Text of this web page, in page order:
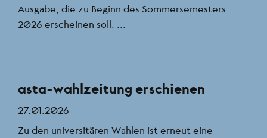
Ausgabe, die zu Beginn des Sommersemesters
2026 erscheinen soll. ...
asta-wahlzeitung erschienen
27.01.2026
Zu den universitären Wahlen ist erneut eine